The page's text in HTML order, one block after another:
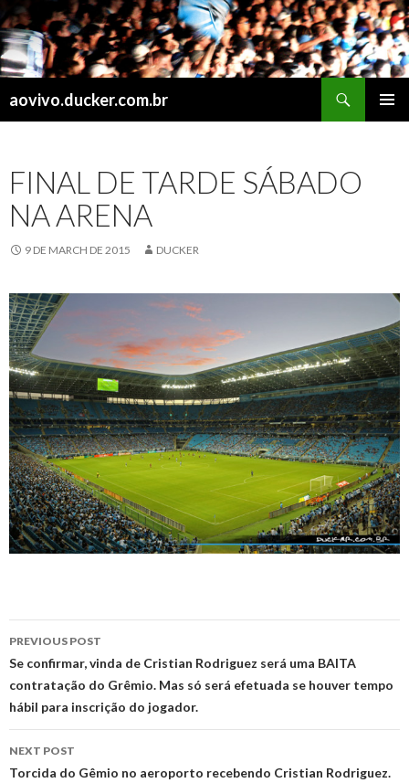
aovivo.ducker.com.br
FINAL DE TARDE SÁBADO
NA ARENA
9 DE MARCH DE 2015 DUCKER
Post
navigation
PREVIOUS POST
Se confirmar, vinda de Cristian Rodriguez será uma BAITA
contratação do Grêmio. Mas só será efetuada se houver tempo
hábil para inscrição do jogador.
NEXT POST
Torcida do Gêmio no aeroporto recebendo Cristian Rodriguez.